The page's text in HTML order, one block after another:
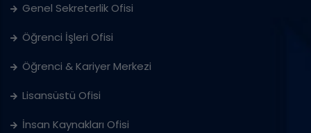
Genel Sekreterlik Ofisi
Öğrenci İşleri Ofisi
Öğrenci & Kariyer Merkezi
Lisansüstü Ofisi
İnsan Kaynakları Ofisi